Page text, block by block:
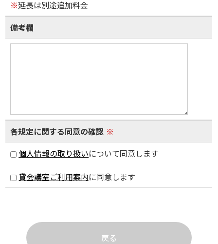
※延長は別途追加料金
備考欄
各規定に関する同意の確認 ※
個人情報の取り扱いについて同意します
貸会議室ご利用案内に同意します
戻る